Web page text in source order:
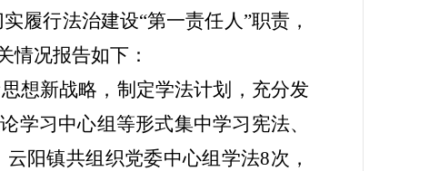
履行法治建设“第一责任人”职责，
情况报告如下：
想新战略，制定学法计划，充分发
学习中心组等形式集中学习宪法、
云阳镇共组织党委中心组学法8次，